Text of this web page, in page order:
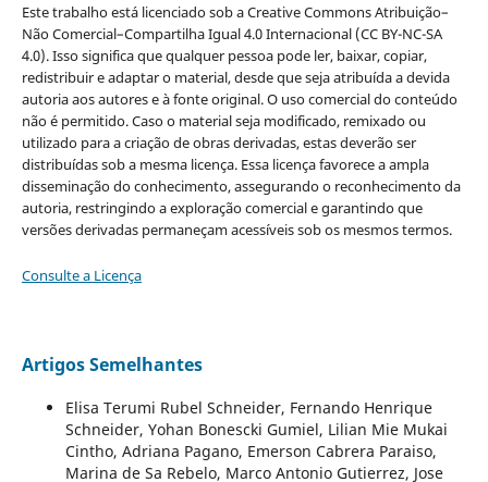
Este trabalho está licenciado sob a Creative Commons Atribuição–
Não Comercial–Compartilha Igual 4.0 Internacional (CC BY-NC-SA
4.0). Isso significa que qualquer pessoa pode ler, baixar, copiar,
redistribuir e adaptar o material, desde que seja atribuída a devida
autoria aos autores e à fonte original. O uso comercial do conteúdo
não é permitido. Caso o material seja modificado, remixado ou
utilizado para a criação de obras derivadas, estas deverão ser
distribuídas sob a mesma licença. Essa licença favorece a ampla
disseminação do conhecimento, assegurando o reconhecimento da
autoria, restringindo a exploração comercial e garantindo que
versões derivadas permaneçam acessíveis sob os mesmos termos.
Consulte a Licença
Artigos Semelhantes
Elisa Terumi Rubel Schneider, Fernando Henrique
Schneider, Yohan Bonescki Gumiel, Lilian Mie Mukai
Cintho, Adriana Pagano, Emerson Cabrera Paraiso,
Marina de Sa Rebelo, Marco Antonio Gutierrez, Jose